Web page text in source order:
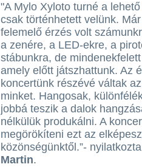
"A Mylo Xyloto turné a
csak történhetett velünk.
felemelő érzés volt
a zenére, a LED-ekre, a
stábunkra, de
amely előtt játszhattunk. Az
koncertünk részévé váltak
minket. Hangosak,
jobbá teszik a dalok
nélkülük produkálni. A
megörökíteni ezt az
közönségünktől.”-
Martin.